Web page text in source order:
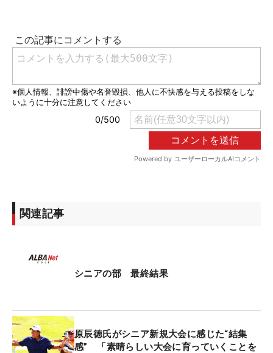
関連記事
シニアの部 最終結果
原辰徳氏がシニア新規大会に感じた“結集
感” 「素晴らしい大会に育っていくことを